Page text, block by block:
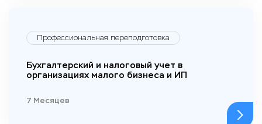
Профессиональная переподготовка
Бухгалтерский и налоговый учет в
организациях малого бизнеса и ИП
7 Месяцев